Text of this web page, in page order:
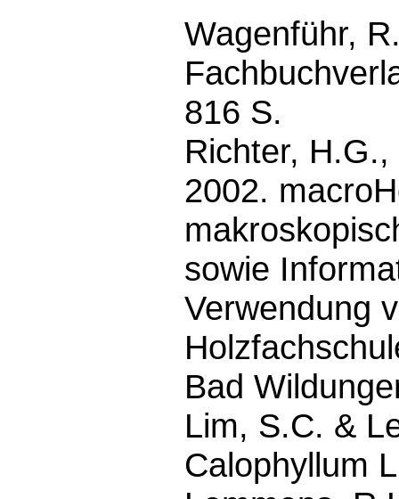
Wagenführ,
816 S.
Richter,
2002.
sowie
Verwendung
Bad
Lim, S.C. &
Calophyllum